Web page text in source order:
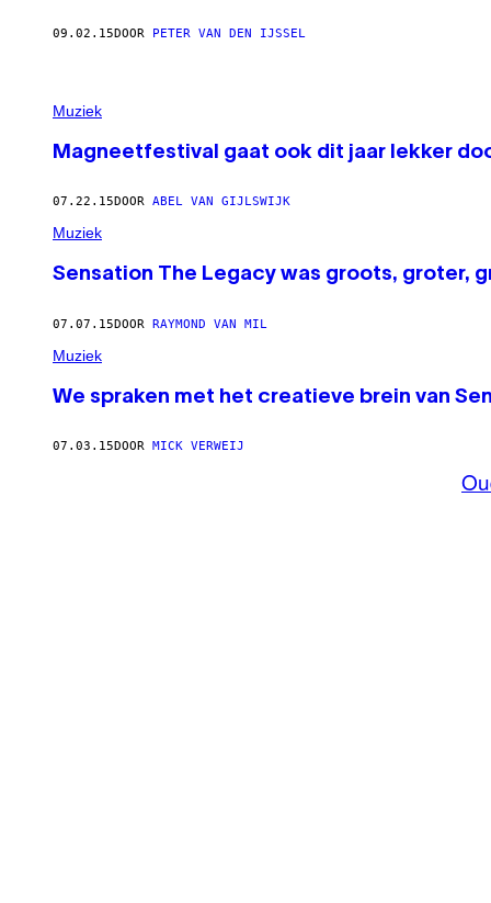
09.02.15DOOR PETER VAN DEN IJSSEL
Muziek
Magneetfestival gaat ook dit jaar lekker
07.22.15DOOR ABEL VAN GIJLSWIJK
Muziek
Sensation The Legacy was groots, groter,
07.07.15DOOR RAYMOND VAN MIL
Muziek
We spraken met het creatieve brein van
07.03.15DOOR MICK VERWEIJ